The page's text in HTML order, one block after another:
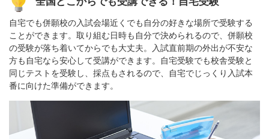
自宅でも併願校の入試会場近くでも自分の好きな場所で受験する
ことができます。取り組む日時も自分で決められるので、併願校
の受験が落ち着いてからでも大丈夫。入試直前期の外出が不安な
方も自宅なら安心して受講ができます。自宅受験でも校舎受験と
同じテストを受験し、採点もされるので、自宅でじっくり入試本
番に向けた準備ができます。